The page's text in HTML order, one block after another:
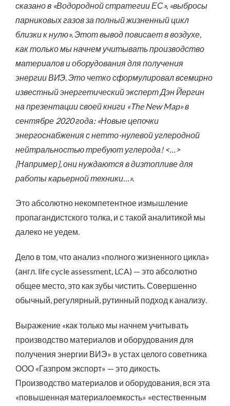
сказано в «Водородной стратегии ЕС», «выбросы
парниковых газов за полный жизненный цикл
близки к нулю». Этот вывод повисает в воздухе,
как только мы начнем учитывать производство
материалов и оборудования для получения
энергии ВИЭ. Это четко сформулировал всемирно
известный энергетический эксперт Дэн Йергин
на презентации своей книги «The New Map» в
сентябре 2020 года: «Новые цепочки
энергоснабжения с нетто-нулевой углеродной
нейтральностью требуют углерода! <…>
[Например], они нуждаются в дизтопливе для
работы карьерной техники…».
Это абсолютно некомпетентное измышление
пропагандистского толка, и с такой аналитикой мы
далеко не уедем.
Дело в том, что анализ «полного жизненного цикла»
(англ. life cycle assessment, LCA) — это абсолютно
общее место, это как зубы чистить. Совершенно
обычный, регулярный, рутинный подход к анализу.
Выражение «как только мы начнем учитывать
производство материалов и оборудования для
получения энергии ВИЭ» в устах целого советника
ООО «Газпром экспорт» — это дикость.
Производство материалов и оборудования, вся эта
«повышенная материалоемкость» «естественным